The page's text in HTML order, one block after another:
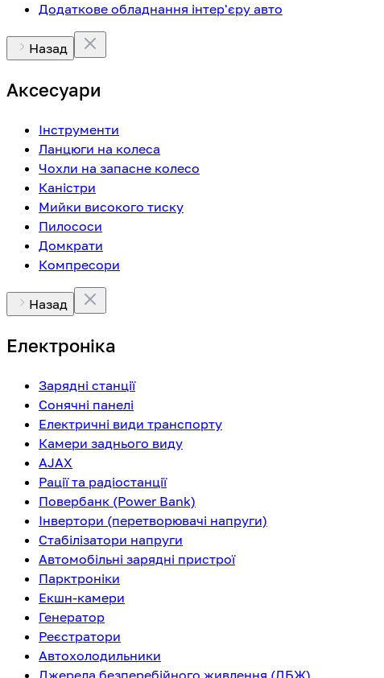
Додаткове обладнання інтер'єру авто
Назад
Аксесуари
Інструменти
Ланцюги на колеса
Чохли на запасне колесо
Каністри
Мийки високого тиску
Пилососи
Домкрати
Компресори
Назад
Електроніка
Зарядні станції
Сонячні панелі
Електричні види транспорту
Камери заднього виду
AJAX
Рації та радіостанції
Повербанк (Power Bank)
Інвертори (перетворювачі напруги)
Стабілізатори напруги
Автомобільні зарядні пристрої
Парктроніки
Екшн-камери
Генератор
Реєстратори
Автохолодильники
Джерела безперебійного живлення (ДБЖ)